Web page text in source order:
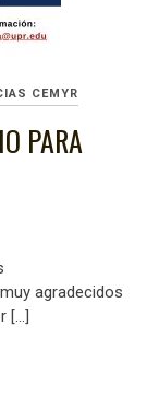
CEMYR
PARA
agradecidos
[…]